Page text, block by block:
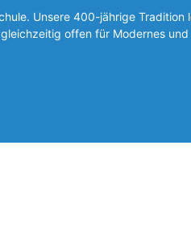
Unsere 400-jährige
offen für Modernes